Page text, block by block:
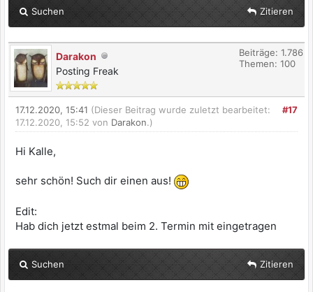
Suchen Zitieren
Darakon
Posting Freak
Beiträge: 1.786
Themen: 100
#17
17.12.2020, 15:41 (Dieser Beitrag wurde zuletzt bearbeitet:
17.12.2020, 15:52 von Darakon.)
Hi Kalle,
sehr schön! Such dir einen aus!
Edit:
Hab dich jetzt estmal beim 2. Termin mit eingetragen
Suchen Zitieren